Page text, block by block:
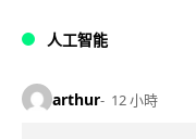
人工智能
arthur 12 小時